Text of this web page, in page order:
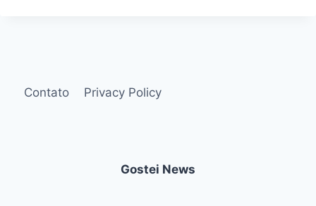
Contato Privacy Policy
Gostei News